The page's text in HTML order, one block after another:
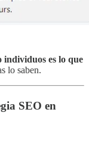
individuos es lo que
lo saben.
SEO en